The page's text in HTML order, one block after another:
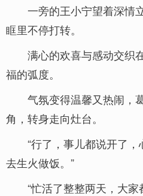
一旁的王小宁望着深情
眶里不停打转。
满心的欢喜与感动交织
福的弧度。
气氛变得温馨又热闹，
角，转身走向灶台。
“行了，事儿都说开了
去生火做饭。”
“忙活了整整两天，大